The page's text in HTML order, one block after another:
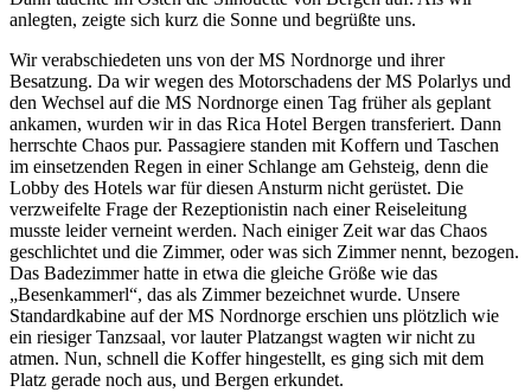
anlegten, zeigte sich kurz die Sonne und begrüßte uns.
Wir verabschiedeten uns von der MS Nordnorge und ihrer
Besatzung. Da wir wegen des Motorschadens der MS Polarlys und
den Wechsel auf die MS Nordnorge einen Tag früher als geplant
ankamen, wurden wir in das Rica Hotel Bergen transferiert. Dann
herrschte Chaos pur. Passagiere standen mit Koffern und Taschen
im einsetzenden Regen in einer Schlange am Gehsteig, denn die
Lobby des Hotels war für diesen Ansturm nicht gerüstet. Die
verzweifelte Frage der Rezeptionistin nach einer Reiseleitung
musste leider verneint werden. Nach einiger Zeit war das Chaos
geschlichtet und die Zimmer, oder was sich Zimmer nennt, bezogen.
Das Badezimmer hatte in etwa die gleiche Größe wie das
„Besenkammerl“, das als Zimmer bezeichnet wurde. Unsere
Standardkabine auf der MS Nordnorge erschien uns plötzlich wie
ein riesiger Tanzsaal, vor lauter Platzangst wagten wir nicht zu
atmen. Nun, schnell die Koffer hingestellt, es ging sich mit dem
Platz gerade noch aus, und Bergen erkundet.